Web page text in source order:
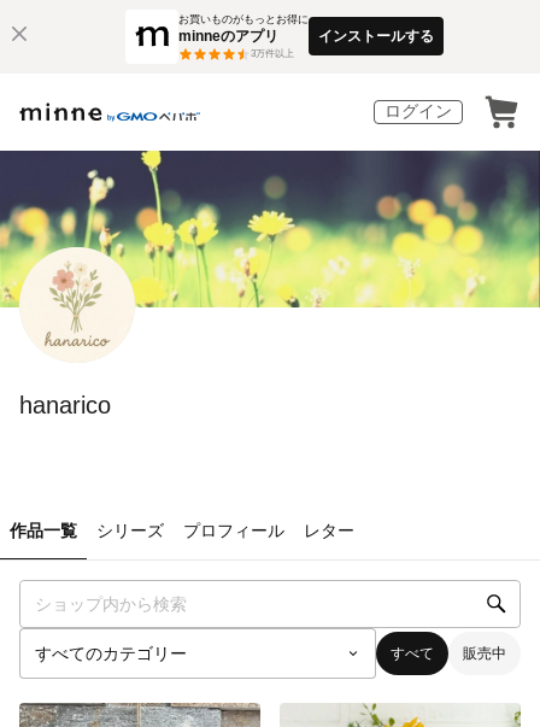
お買いものがもっとお得に
minneのアプリ
3万件以上
インストールする
ログイン
hanarico
作品一覧 シリーズ プロフィール レター
すべて 販売中